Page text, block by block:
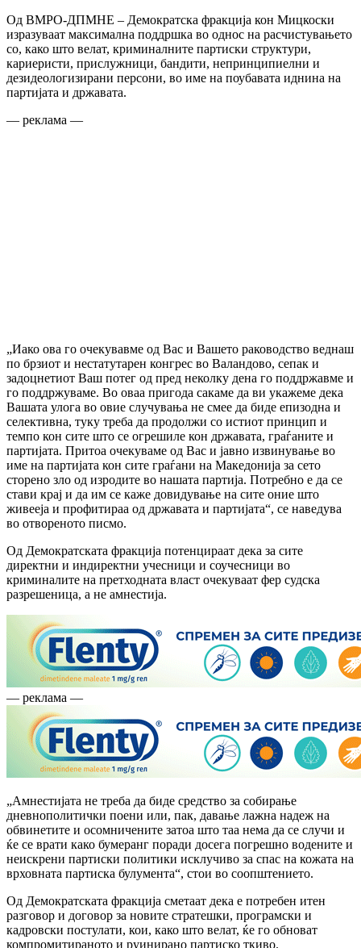
Од ВМРО-ДПМНЕ – Демократска фракција кон Мицкоски
изразуваат максимална поддршка во однос на расчистувањето
со, како што велат, криминалните партиски структури,
кариеристи, прислужници, бандити, непринципиелни и
дезидеологизирани персони, во име на поубавата иднина на
партијата и државата.
— реклама —
„Иако ова го очекувавме од Вас и Вашето раководство веднаш
по брзиот и нестатутарен конгрес во Валандово, сепак и
задоцнетиот Ваш потег од пред неколку дена го поддржавме и
го поддржуваме. Во оваа пригода сакаме да ви укажеме дека
Вашата улога во овие случувања не смее да биде епизодна и
селективна, туку треба да продолжи со истиот принцип и
темпо кон сите што се огрешиле кон државата, граѓаните и
партијата. Притоа очекуваме од Вас и јавно извинување во
име на партијата кон сите граѓани на Македонија за сето
сторено зло од изродите во нашата партија. Потребно е да се
стави крај и да им се каже довидување на сите оние што
живееја и профитираа од државата и партијата“, се наведува
во отвореното писмо.
Од Демократската фракција потенцираат дека за сите
директни и индиректни учесници и соучесници во
криминалите на претходната власт очекуваат фер судска
разрешеница, а не амнестија.
— реклама —
„Амнестијата не треба да биде средство за собирање
дневнополитички поени или, пак, давање лажна надеж на
обвинетите и осомничените затоа што таа нема да се случи и
ќе се врати како бумеранг поради досега погрешно водените и
неискрени партиски политики исклучиво за спас на кожата на
врховната партиска булумента“, стои во соопштението.
Од Демократската фракција сметаат дека е потребен итен
разговор и договор за новите стратешки, програмски и
кадровски постулати, кои, како што велат, ќе го обноват
компромитираното и руинирано партиско ткиво.